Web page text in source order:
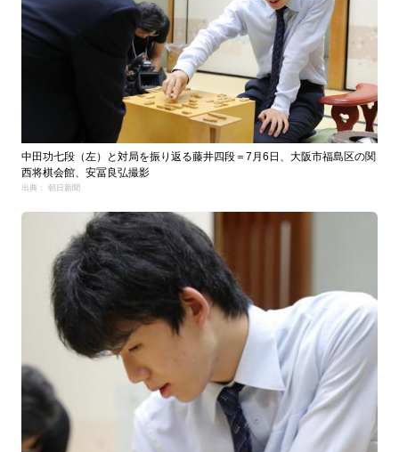
中田功七段（左）と対局を振り返る藤井四段＝7月6日、大阪市福島区の関
西将棋会館、安冨良弘撮影
出典： 朝日新聞